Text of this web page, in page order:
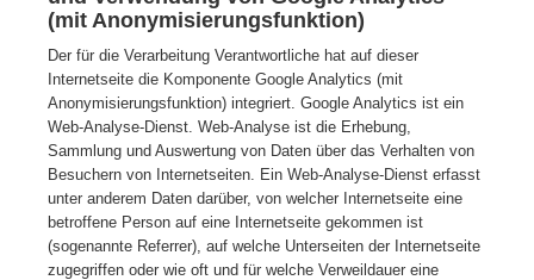
(mit Anonymisierungsfunktion)
Der für die Verarbeitung Verantwortliche hat auf dieser
Internetseite die Komponente Google Analytics (mit
Anonymisierungsfunktion) integriert. Google Analytics ist ein
Web-Analyse-Dienst. Web-Analyse ist die Erhebung,
Sammlung und Auswertung von Daten über das Verhalten von
Besuchern von Internetseiten. Ein Web-Analyse-Dienst erfasst
unter anderem Daten darüber, von welcher Internetseite eine
betroffene Person auf eine Internetseite gekommen ist
(sogenannte Referrer), auf welche Unterseiten der Internetseite
zugegriffen oder wie oft und für welche Verweildauer eine